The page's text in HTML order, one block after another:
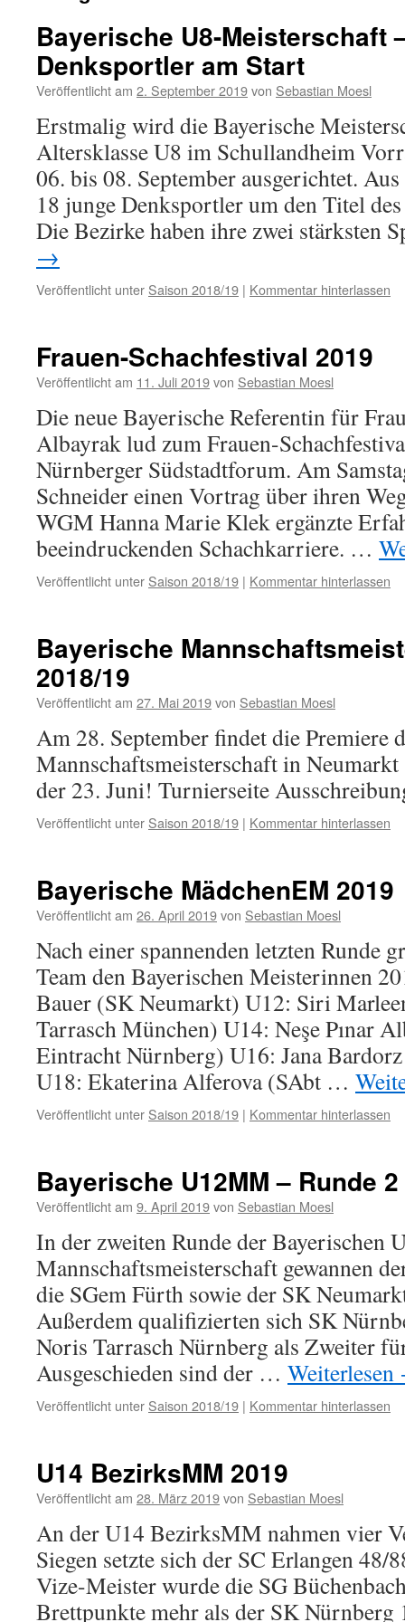
Bayerische U8-Meisterschaft
Denksportler am Start
Veröffentlicht am 2. September 2019von Sebastian Moesl
Erstmalig wird die Bayerische
Altersklasse U8 im Schullandheim
06. bis 08. September ausgerichtet.
18 junge Denksportler um den Titel
Die Bezirke haben ihre zwei stärksten
→
Veröffentlicht unter Saison 2018/19 | Kommentar hinterlassen
Frauen-Schachfestival 2019
Veröffentlicht am 11. Juli 2019von Sebastian Moesl
Die neue Bayerische Referentin für
Albayrak lud zum Frauen-
Nürnberger Südstadtforum. Am
Schneider einen Vortrag über ihren
WGM Hanna Marie Klek ergänzte
beeindruckenden Schachkarriere. …
Veröffentlicht unter Saison 2018/19 | Kommentar hinterlassen
Bayerische
2018/19
Veröffentlicht am 27. Mai 2019von Sebastian Moesl
Am 28. September findet die Premiere
Mannschaftsmeisterschaft in
der 23. Juni! Turnierseite
Veröffentlicht unter Saison 2018/19 | Kommentar hinterlassen
Bayerische MädchenEM 2019
Veröffentlicht am 26. April 2019von Sebastian Moesl
Nach einer spannenden letzten Runde
Team den Bayerischen Meisterinnen
Bauer (SK Neumarkt) U12: Siri
Tarrasch München) U14: Neşe Pınar
Eintracht Nürnberg) U16: Jana
U18: Ekaterina Alferova (SAbt …
Veröffentlicht unter Saison 2018/19 | Kommentar hinterlassen
Bayerische U12MM – Runde 2
Veröffentlicht am 9. April 2019von Sebastian Moesl
In der zweiten Runde der Bayerischen
Mannschaftsmeisterschaft gewannen
die SGem Fürth sowie der SK
Außerdem qualifizierten sich SK
Noris Tarrasch Nürnberg als Zweiter
Ausgeschieden sind der … Weiterlesen
Veröffentlicht unter Saison 2018/19 | Kommentar hinterlassen
U14 BezirksMM 2019
Veröffentlicht am 28. März 2019von Sebastian Moesl
An der U14 BezirksMM nahmen vier
Siegen setzte sich der SC Erlangen 48/
Vize-Meister wurde die SG
Brettpunkte mehr als der SK Nürnberg